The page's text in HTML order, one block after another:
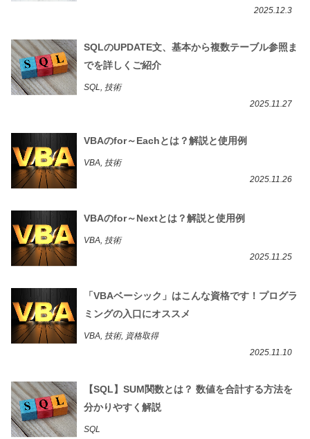
2025.12.3
SQLのUPDATE文、基本から複数テーブル参照ま
でを詳しくご紹介
SQL, 技術
2025.11.27
VBAのfor～Eachとは？解説と使用例
VBA, 技術
2025.11.26
VBAのfor～Nextとは？解説と使用例
VBA, 技術
2025.11.25
「VBAベーシック」はこんな資格です！プログラ
ミングの入口にオススメ
VBA, 技術, 資格取得
2025.11.10
【SQL】SUM関数とは？ 数値を合計する方法を
分かりやすく解説
SQL